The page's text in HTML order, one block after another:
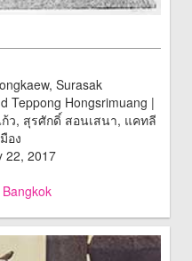
Surasak
Teppong Hongsrimuang |
ว, สุรศักดิ์ สอนเสนา, แคทลี
อง
22, 2017